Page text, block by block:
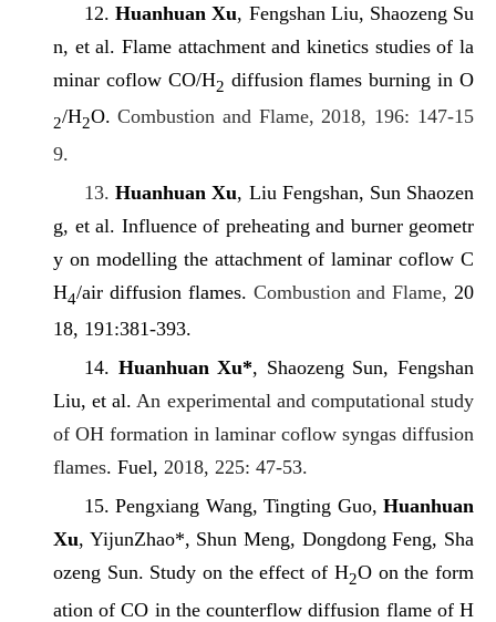
12.Huanhuan Xu, Fengshan Liu, Shaozeng Su
n, et al. Flame attachment and kinetics studies of la
minar coflow CO/H2 diffusion flames burning in O
2/H2O. Combustion and Flame, 2018, 196: 147-15
9.
13.Huanhuan Xu, Liu Fengshan, Sun Shaozen
g, et al. Influence of preheating and burner geometr
y on modelling the attachment of laminar coflow C
H4/air diffusion flames. Combustion and Flame, 20
18, 191:381-393.
14. Huanhuan Xu*, Shaozeng Sun, Fengshan
Liu, et al.An experimental and computational study
of OH formation in laminar coflow syngas diffusion
flames. Fuel, 2018, 225: 47-53.
15.Pengxiang Wang,Tingting Guo,Huanhuan
Xu, YijunZhao*, Shun Meng, Dongdong Feng, Sha
ozeng Sun. Study on the effect of H2O on the form
ation of CO in the counterflow diffusion flame of H